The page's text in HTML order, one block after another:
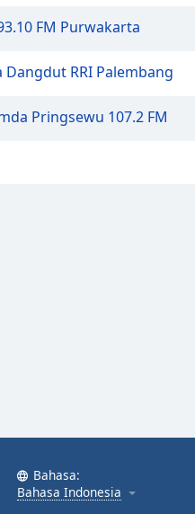
FM Purwakarta
Dangdut RRI Palembang
Pringsewu 107.2 FM
Bahasa:
Bahasa Indonesia